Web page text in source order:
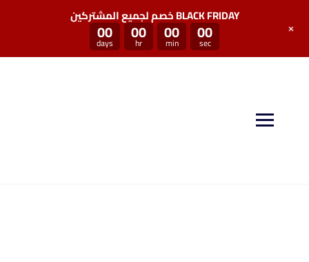
خصم لجميع المشتركين BLACK FRIDAY
00
days 00
hr 00
min 00
sec
+